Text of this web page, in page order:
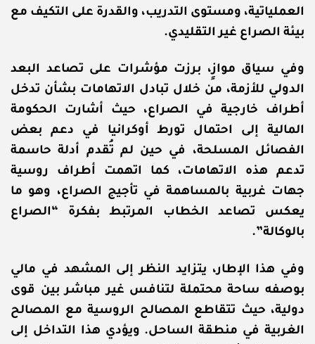
العملياتية، ومستوى التدريب، والقدرة على التكيف مع
بيئة الصراع غير التقليدي.
وفي سياق موازٍ، برزت مؤشرات على تصاعد البعد
الدولي للأزمة، من خلال تبادل الاتهامات بشأن تدخل
أطراف خارجية في الصراع، حيث أشارت الحكومة
المالية إلى احتمال تورط أوكرانيا في دعم بعض
الفصائل المسلحة، في حين لم تُقدم أدلة حاسمة
تدعم هذه الاتهامات، كما اتهمت أطراف روسية
جهات غربية بالمساهمة في تأجيج الصراع، وهو ما
يعكس تصاعد الخطاب المرتبط بفكرة “الصراع
بالوكالة”.
وفي هذا الإطار، يتزايد النظر إلى المشهد في مالي
بوصفه ساحة محتملة لتنافس غير مباشر بين قوى
دولية، حيث تتقاطع المصالح الروسية مع المصالح
الغربية في منطقة الساحل. ويؤدي هذا التداخل إلى